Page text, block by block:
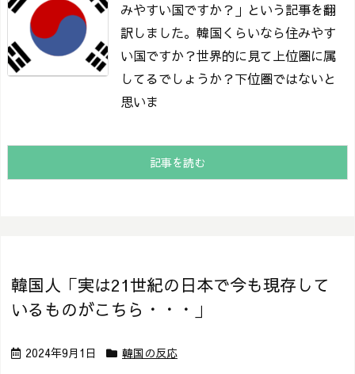
みやすい国ですか？」という記事を翻
訳しました。 韓国くらいなら住みやす
い国ですか？世界的に見て上位圏に属
してるでしょうか？下位圏ではないと
思いま
記事を読む
韓国人「実は21世紀の日本で今も現存して
いるものがこちら・・・」
2024年9月1日 韓国の反応